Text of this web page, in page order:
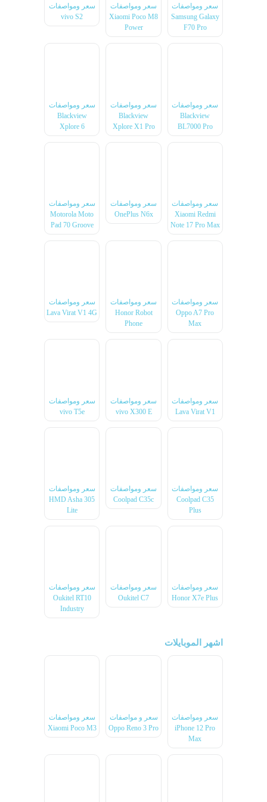
سعر ومواصفات
Samsung Galaxy
F70 Pro
سعر ومواصفات
Xiaomi Poco M8
Power
سعر ومواصفات
vivo S2
سعر ومواصفات
Blackview
BL7000 Pro
سعر ومواصفات
Blackview
Xplore X1 Pro
سعر ومواصفات
Blackview
Xplore 6
سعر ومواصفات
Xiaomi Redmi
Note 17 Pro Max
سعر ومواصفات
OnePlus N6x
سعر ومواصفات
Motorola Moto
Pad 70 Groove
سعر ومواصفات
Oppo A7 Pro
Max
سعر ومواصفات
Honor Robot
Phone
سعر ومواصفات
Lava Virat V1 4G
سعر ومواصفات
Lava Virat V1
سعر ومواصفات
vivo X300 E
سعر ومواصفات
vivo T5e
سعر ومواصفات
Coolpad C35
Plus
سعر ومواصفات
Coolpad C35c
سعر ومواصفات
HMD Asha 305
Lite
سعر ومواصفات
Honor X7e Plus
سعر ومواصفات
Oukitel C7
سعر ومواصفات
Oukitel RT10
Industry
اشهر الموبايلات
سعر ومواصفات
iPhone 12 Pro
Max
سعر و مواصفات
Oppo Reno 3 Pro
سعر ومواصفات
Xiaomi Poco M3